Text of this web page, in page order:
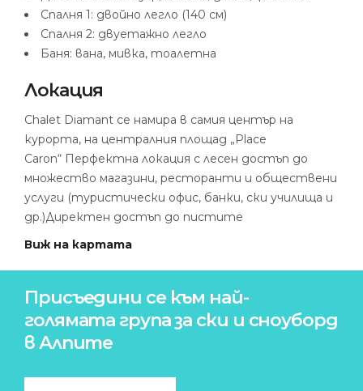
Спалня 1: двойно легло (140 см)
Спалня 2: двуетажно легло
Баня: вана, мивка, тоалетна
Локация
Chalet Diamant се намира в самия център на
курорта, на централния площад „Place
Caron“ Перфектна локация с лесен достъп до
множество магазини, ресторанти и обществени
услуги (туристически офис, банки, ски училища и
др.)Директен достъп до пистите
Виж на картата
Присъедини се към най-
голямата група за ски и сноуборд
в Алпите